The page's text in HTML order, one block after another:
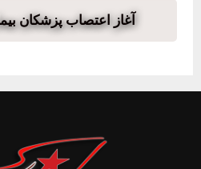
آغاز اعتصاب پزشکان